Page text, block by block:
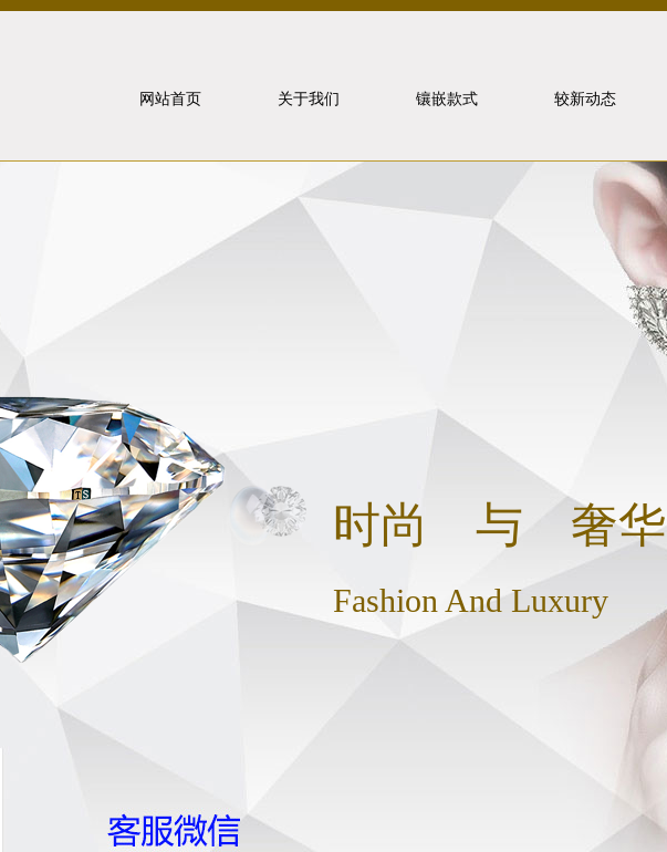
网站首页 关于我们
联系我们
重要事件
镶嵌款式 较新动态
金价走势
时尚 与 奢华
Fashion And Luxury